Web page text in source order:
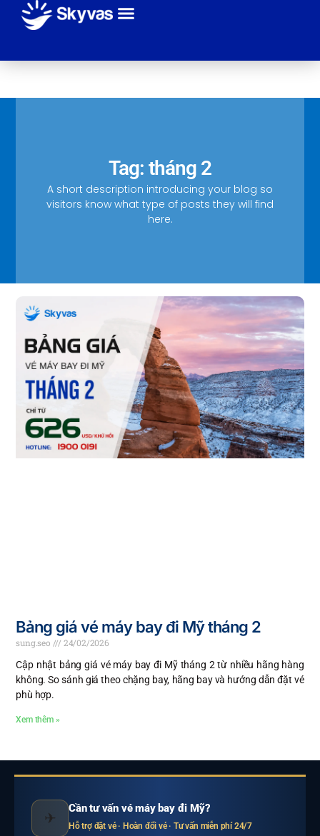
Tag: tháng 2
A short description introducing your blog so
visitors know what type of posts they will find
here.
Bảng giá vé máy bay đi Mỹ tháng 2
sung.seo
24/02/2026
Cập nhật bảng giá vé máy bay đi Mỹ tháng 2 từ nhiều hãng hàng
không. So sánh giá theo chặng bay, hãng bay và hướng dẫn đặt vé
phù hợp.
Xem thêm »
✈
Cần tư vấn vé máy bay đi Mỹ?
Hỗ trợ đặt vé · Hoàn đổi vé · Tư vấn miễn phí 24/7